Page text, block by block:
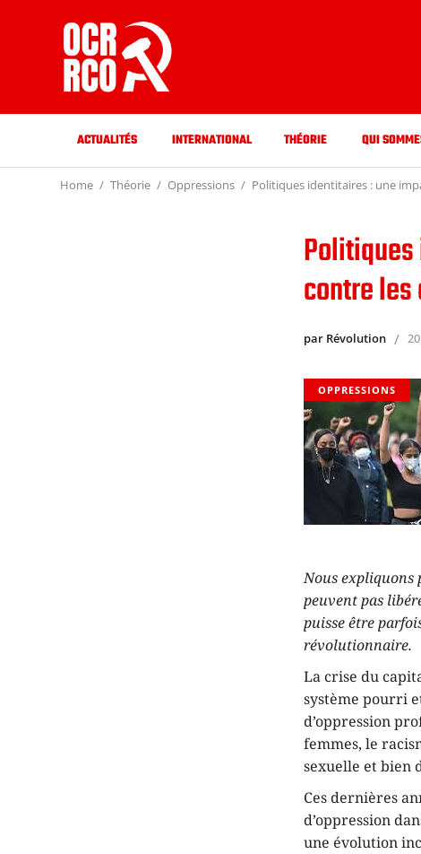
ACTUALITÉS INTERNATIONAL THÉORIE QUI
Home Théorie Oppressions Politiques identitaires : une
contre
par Révolution
OPPRESSIONS
Nous expliquons
peuvent pas
puisse être
révolutionnaire.
La crise du
système pourri
d’oppression
femmes, le
sexuelle et bien
Ces dernières
d’oppression
une évolution